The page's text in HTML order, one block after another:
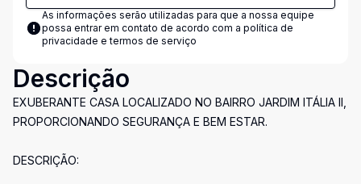
As informações serão utilizadas para que a nossa equipe
possa entrar em contato de acordo com a política de
privacidade e termos de serviço
Descrição
EXUBERANTE CASA LOCALIZADO NO BAIRRO JARDIM ITÁLIA II,
PROPORCIONANDO SEGURANÇA E BEM ESTAR.
DESCRIÇÃO: